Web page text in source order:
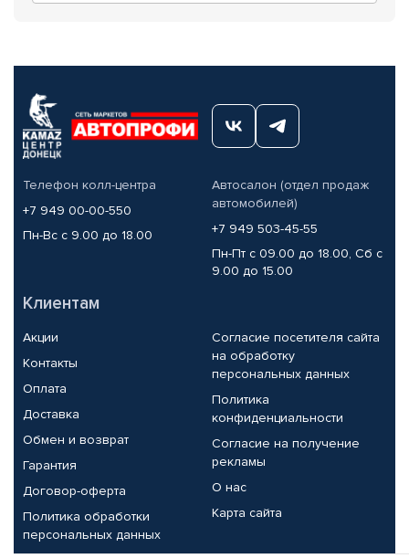
Телефон колл-центра
+7 949 00-00-550
Пн-Вс с 9.00 до 18.00
Автосалон (отдел продаж
автомобилей)
+7 949 503-45-55
Пн-Пт с 09.00 до 18.00, Сб с
9.00 до 15.00
Клиентам
Акции
Контакты
Оплата
Доставка
Обмен и возврат
Гарантия
Договор-оферта
Политика обработки
персональных данных
Согласие посетителя сайта
на обработку
персональных данных
Политика
конфиденциальности
Согласие на получение
рекламы
О нас
Карта сайта